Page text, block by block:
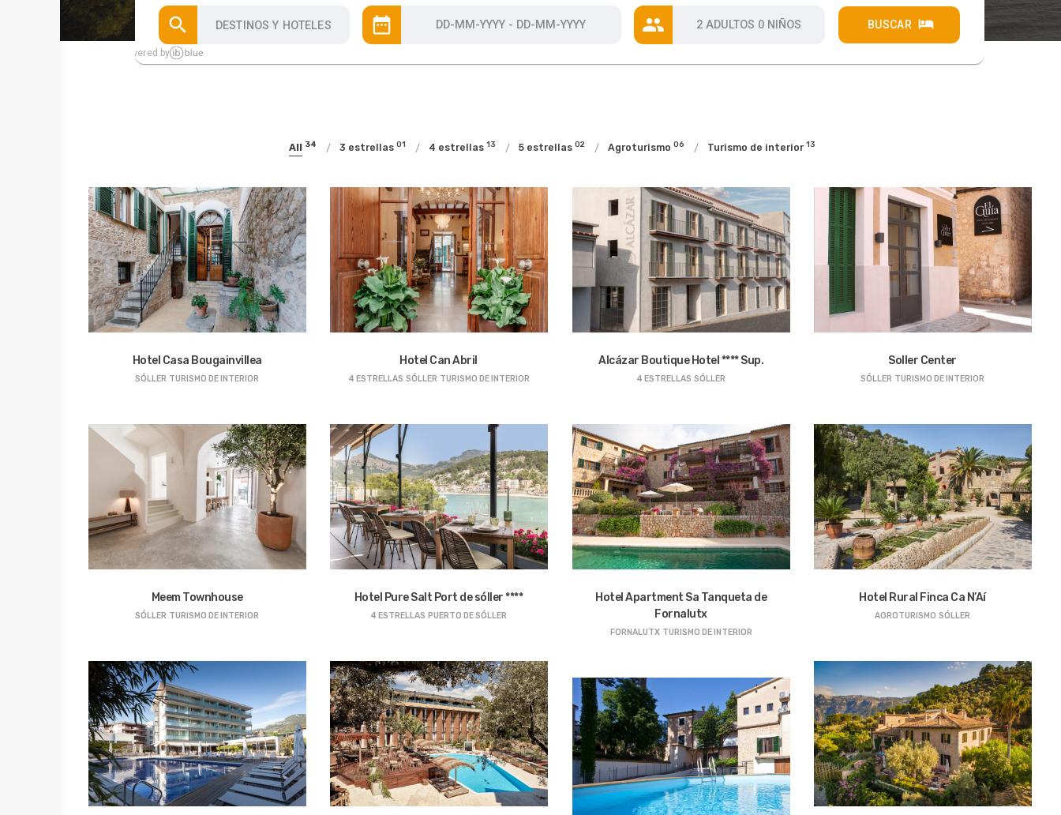
All 34 3 estrellas 01 4 estrellas 13 5 estrellas 02 Agroturismo 06 Turismo de interior 13
Hotel Casa Bougainvillea
SÓLLER TURISMO DE INTERIOR
Hotel Can Abril
4 ESTRELLAS SÓLLER TURISMO DE INTERIOR
Alcázar Boutique Hotel **** Sup.
4 ESTRELLAS SÓLLER
Soller Center
SÓLLER TURISMO DE INTERIOR
Meem Townhouse
SÓLLER TURISMO DE INTERIOR
Hotel Pure Salt Port de sóller ****
4 ESTRELLAS PUERTO DE SÓLLER
Hotel Apartment Sa Tanqueta de
Fornalutx
FORNALUTX TURISMO DE INTERIOR
Hotel Rural Finca Ca N’Aí
AGROTURISMO SÓLLER